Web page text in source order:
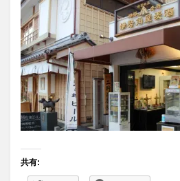
共有: